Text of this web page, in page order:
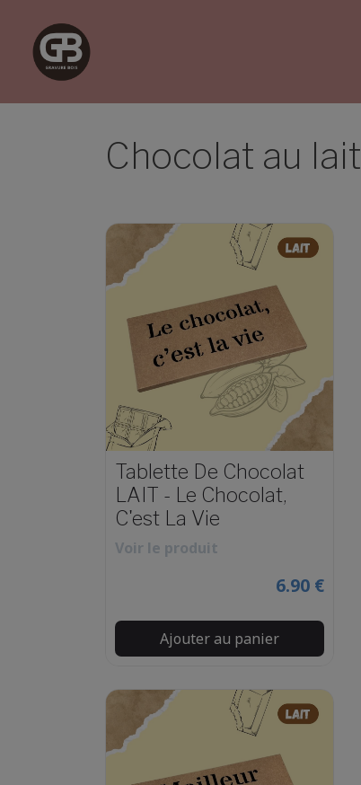
Chocolat au lait
Tablette De Chocolat
LAIT - Le Chocolat,
C'est La Vie
Voir le produit
6.90 €
Ajouter au panier